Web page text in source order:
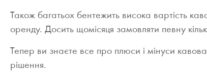
Також багатьох бентежить висока вартість
оренду. Досить щомісяця замовляти певну
Тепер ви знаєте все про плюси і мінуси
рішення.